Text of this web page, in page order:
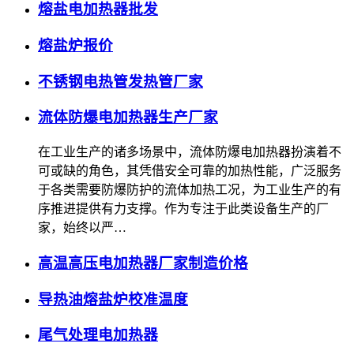
熔盐电加热器批发
熔盐炉报价
不锈钢电热管发热管厂家
流体防爆电加热器生产厂家
在工业生产的诸多场景中，流体防爆电加热器扮演着不
可或缺的角色，其凭借安全可靠的加热性能，广泛服务
于各类需要防爆防护的流体加热工况，为工业生产的有
序推进提供有力支撑。作为专注于此类设备生产的厂
家，始终以严…
高温高压电加热器厂家制造价格
导热油熔盐炉校准温度
尾气处理电加热器